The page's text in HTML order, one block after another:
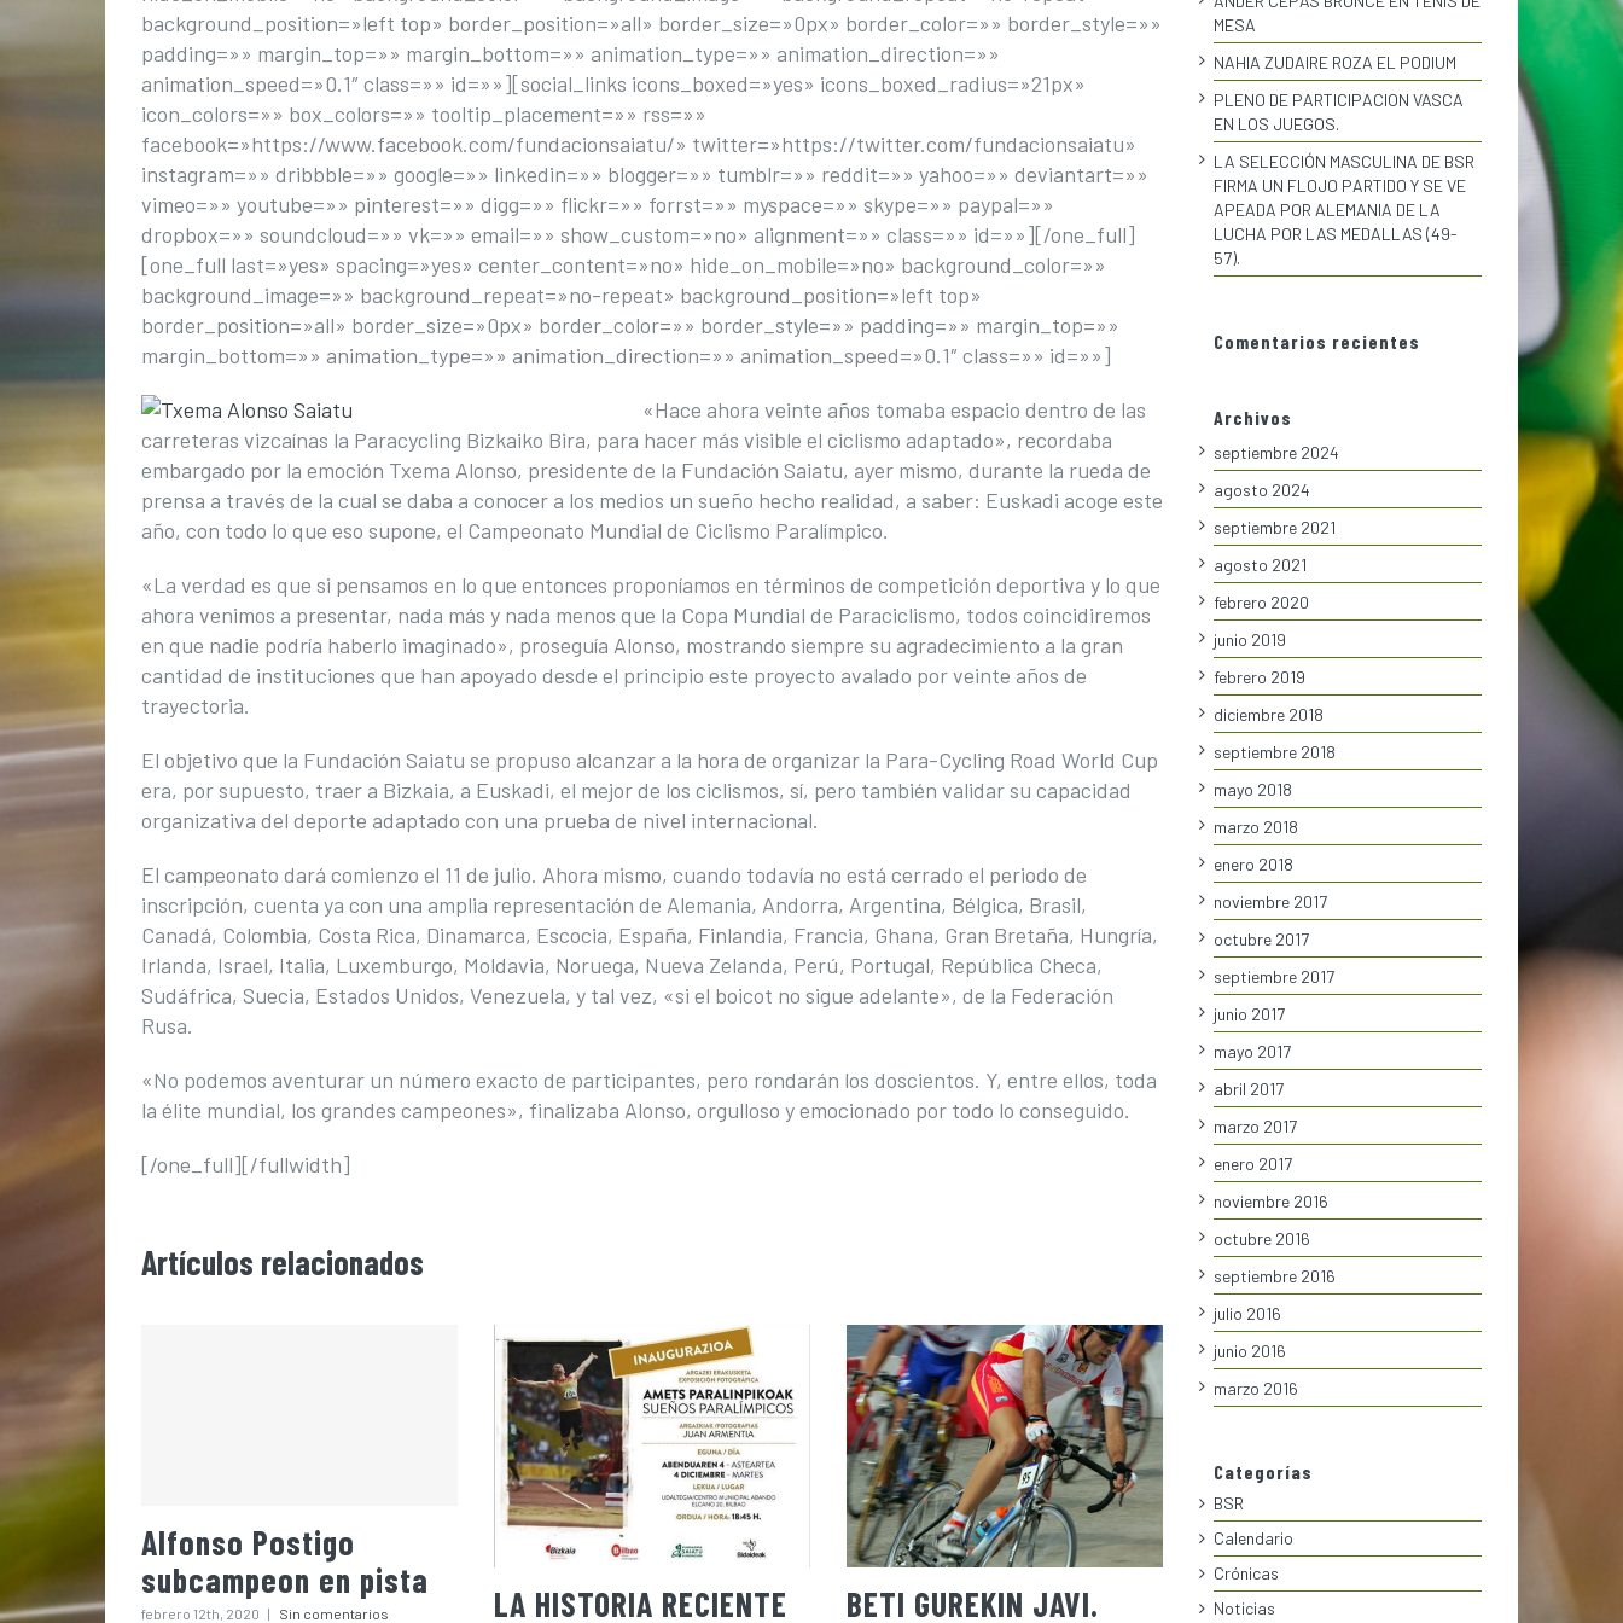
background_position=»left top» border_position=»all» border_size=»0px» border_color=»» border_style=»»
padding=»» margin_top=»» margin_bottom=»» animation_type=»» animation_direction=»»
animation_speed=»0.1″ class=»» id=»»][social_links icons_boxed=»yes» icons_boxed_radius=»21px»
icon_colors=»» box_colors=»» tooltip_placement=»» rss=»»
facebook=»https://www.facebook.com/fundacionsaiatu/» twitter=»https://twitter.com/fundacionsaiatu»
instagram=»» dribbble=»» google=»» linkedin=»» blogger=»» tumblr=»» reddit=»» yahoo=»» deviantart=»»
vimeo=»» youtube=»» pinterest=»» digg=»» flickr=»» forrst=»» myspace=»» skype=»» paypal=»»
dropbox=»» soundcloud=»» vk=»» email=»» show_custom=»no» alignment=»» class=»» id=»»][/one_full]
[one_full last=»yes» spacing=»yes» center_content=»no» hide_on_mobile=»no» background_color=»»
background_image=»» background_repeat=»no-repeat» background_position=»left top»
border_position=»all» border_size=»0px» border_color=»» border_style=»» padding=»» margin_top=»»
margin_bottom=»» animation_type=»» animation_direction=»» animation_speed=»0.1″ class=»» id=»»]
«Hace ahora veinte años tomaba espacio dentro de las
carreteras vizcaínas la Paracycling Bizkaiko Bira, para hacer más visible el ciclismo adaptado», recordaba
embargado por la emoción Txema Alonso, presidente de la Fundación Saiatu, ayer mismo, durante la rueda de
prensa a través de la cual se daba a conocer a los medios un sueño hecho realidad, a saber: Euskadi acoge este
año, con todo lo que eso supone, el Campeonato Mundial de Ciclismo Paralímpico.
«La verdad es que si pensamos en lo que entonces proponíamos en términos de competición deportiva y lo que
ahora venimos a presentar, nada más y nada menos que la Copa Mundial de Paraciclismo, todos coincidiremos
en que nadie podría haberlo imaginado», proseguía Alonso, mostrando siempre su agradecimiento a la gran
cantidad de instituciones que han apoyado desde el principio este proyecto avalado por veinte años de
trayectoria.
El objetivo que la Fundación Saiatu se propuso alcanzar a la hora de organizar la Para-Cycling Road World Cup
era, por supuesto, traer a Bizkaia, a Euskadi, el mejor de los ciclismos, sí, pero también validar su capacidad
organizativa del deporte adaptado con una prueba de nivel internacional.
El campeonato dará comienzo el 11 de julio. Ahora mismo, cuando todavía no está cerrado el periodo de
inscripción, cuenta ya con una amplia representación de Alemania, Andorra, Argentina, Bélgica, Brasil,
Canadá, Colombia, Costa Rica, Dinamarca, Escocia, España, Finlandia, Francia, Ghana, Gran Bretaña, Hungría,
Irlanda, Israel, Italia, Luxemburgo, Moldavia, Noruega, Nueva Zelanda, Perú, Portugal, República Checa,
Sudáfrica, Suecia, Estados Unidos, Venezuela, y tal vez, «si el boicot no sigue adelante», de la Federación
Rusa.
«No podemos aventurar un número exacto de participantes, pero rondarán los doscientos. Y, entre ellos, toda
la élite mundial, los grandes campeones», finalizaba Alonso, orgulloso y emocionado por todo lo conseguido.
[/one_full][/fullwidth]
Artículos relacionados
Alfonso Postigo
subcampeon en pista
febrero 12th, 2020 | Sin comentarios
LA HISTORIA RECIENTE
BETI GUREKIN JAVI.
MESA
NAHIA ZUDAIRE ROZA EL PODIUM
PLENO DE PARTICIPACION VASCA
EN LOS JUEGOS.
LA SELECCIÓN MASCULINA DE BSR
FIRMA UN FLOJO PARTIDO Y SE VE
APEADA POR ALEMANIA DE LA
LUCHA POR LAS MEDALLAS (49-
57).
Comentarios recientes
Archivos
septiembre 2024
agosto 2024
septiembre 2021
agosto 2021
febrero 2020
junio 2019
febrero 2019
diciembre 2018
septiembre 2018
mayo 2018
marzo 2018
enero 2018
noviembre 2017
octubre 2017
septiembre 2017
junio 2017
mayo 2017
abril 2017
marzo 2017
enero 2017
noviembre 2016
octubre 2016
septiembre 2016
julio 2016
junio 2016
marzo 2016
Categorías
BSR
Calendario
Crónicas
Noticias